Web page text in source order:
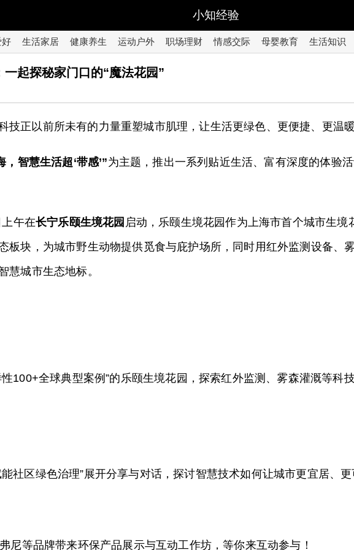
小知经验
好 生活家居 健康养生 运动户外 职场理财 情感交际 母婴教育 生活知识
起探秘家门口的“魔法花园”
技正以前所未有的力量重塑城市肌理，让生活更绿色、更便捷、更温暖
，智慧生活超‘带感’”为主题，推出一系列贴近生活、富有深度的体验
午在长宁乐颐生境花园 启动，乐颐生境花园作为上海市首个城市生
板块，为城市野生动物提供觅食与庇护场所，同时用红外监测设备、
慧城市生态地标。
全球典型案例”的乐颐生境花园，探索红外监测、雾森灌溉等科
区绿色治理”展开分享与对话，探讨智慧技术如何让城市更宜居、更
等品牌带来环保产品展示与互动工作坊，等你来互动参与！